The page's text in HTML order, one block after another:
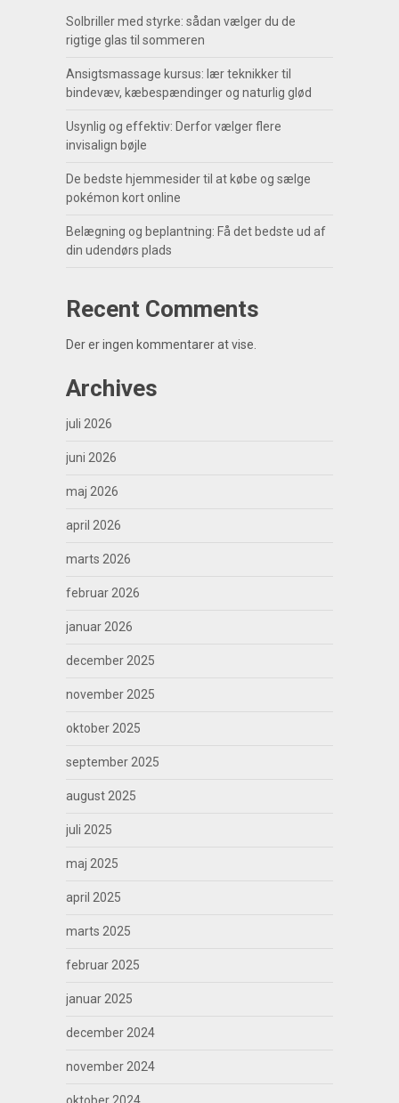
Solbriller med styrke: sådan vælger du de
rigtige glas til sommeren
Ansigtsmassage kursus: lær teknikker til
bindevæv, kæbespændinger og naturlig glød
Usynlig og effektiv: Derfor vælger flere
invisalign bøjle
De bedste hjemmesider til at købe og sælge
pokémon kort online
Belægning og beplantning: Få det bedste ud af
din udendørs plads
Recent Comments
Der er ingen kommentarer at vise.
Archives
juli 2026
juni 2026
maj 2026
april 2026
marts 2026
februar 2026
januar 2026
december 2025
november 2025
oktober 2025
september 2025
august 2025
juli 2025
maj 2025
april 2025
marts 2025
februar 2025
januar 2025
december 2024
november 2024
oktober 2024